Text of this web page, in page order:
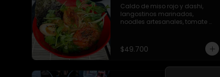
Caldo de miso rojo y dashi,
langostinos marinados,
noodles artesanales, tomate
brotes germinados de mostaza,
semillas de ajonjolí y alga nori.
$49.700